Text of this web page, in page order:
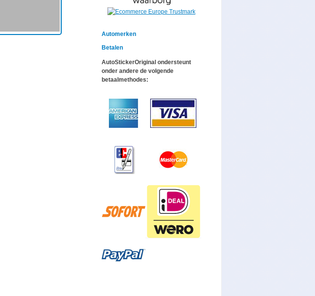
Automerken
Betalen
AutoStickerOriginal ondersteunt
onder andere de volgende
betaalmethodes: